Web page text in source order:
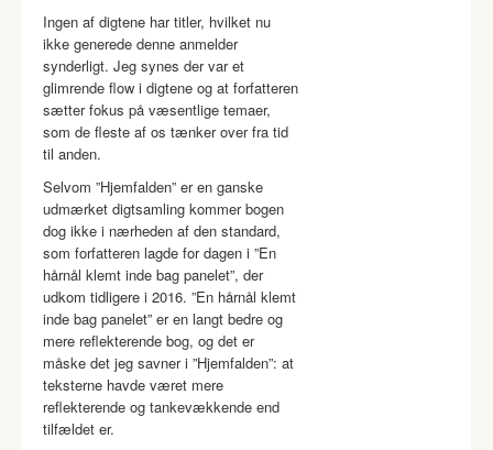
Ingen af digtene har titler, hvilket nu
ikke generede denne anmelder
synderligt. Jeg synes der var et
glimrende flow i digtene og at forfatteren
sætter fokus på væsentlige temaer,
som de fleste af os tænker over fra tid
til anden.
Selvom ”Hjemfalden” er en ganske
udmærket digtsamling kommer bogen
dog ikke i nærheden af den standard,
som forfatteren lagde for dagen i ”En
hårnål klemt inde bag panelet”, der
udkom tidligere i 2016. ”En hårnål klemt
inde bag panelet” er en langt bedre og
mere reflekterende bog, og det er
måske det jeg savner i ”Hjemfalden”: at
teksterne havde været mere
reflekterende og tankevækkende end
tilfældet er.